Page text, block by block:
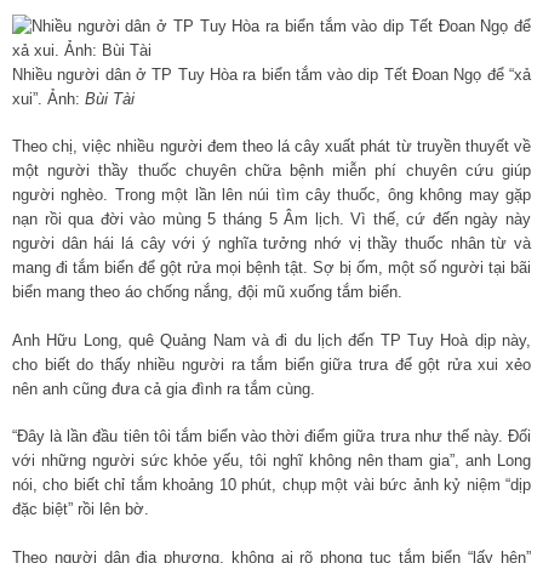
Nhiều người dân ở TP Tuy Hòa ra biển tắm vào dip Tết Đoan Ngọ để “xả
xui”. Ảnh: Bùi Tài
Theo chị, việc nhiều người đem theo lá cây xuất phát từ truyền thuyết về
một người thầy thuốc chuyên chữa bệnh miễn phí chuyên cứu giúp
người nghèo. Trong một lần lên núi tìm cây thuốc, ông không may gặp
nạn rồi qua đời vào mùng 5 tháng 5 Âm lịch. Vì thế, cứ đến ngày này
người dân hái lá cây với ý nghĩa tưởng nhớ vị thầy thuốc nhân từ và
mang đi tắm biển để gột rửa mọi bệnh tật. Sợ bị ốm, một số người tại bãi
biển mang theo áo chống nắng, đội mũ xuống tắm biển.
Anh Hữu Long, quê Quảng Nam và đi du lịch đến TP Tuy Hoà dịp này,
cho biết do thấy nhiều người ra tắm biển giữa trưa để gột rửa xui xẻo
nên anh cũng đưa cả gia đình ra tắm cùng.
“Đây là lần đầu tiên tôi tắm biển vào thời điểm giữa trưa như thế này. Đối
với những người sức khỏe yếu, tôi nghĩ không nên tham gia”, anh Long
nói, cho biết chỉ tắm khoảng 10 phút, chụp một vài bức ảnh kỷ niệm “dịp
đặc biệt” rồi lên bờ.
Theo người dân địa phương, không ai rõ phong tục tắm biển “lấy hên”